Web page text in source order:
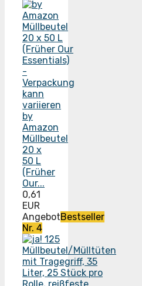
by
Amazon
Müllbeutel
20 x
50 L
(Früher
Our...
0,61
EUR
AngebotBestseller
Nr. 4